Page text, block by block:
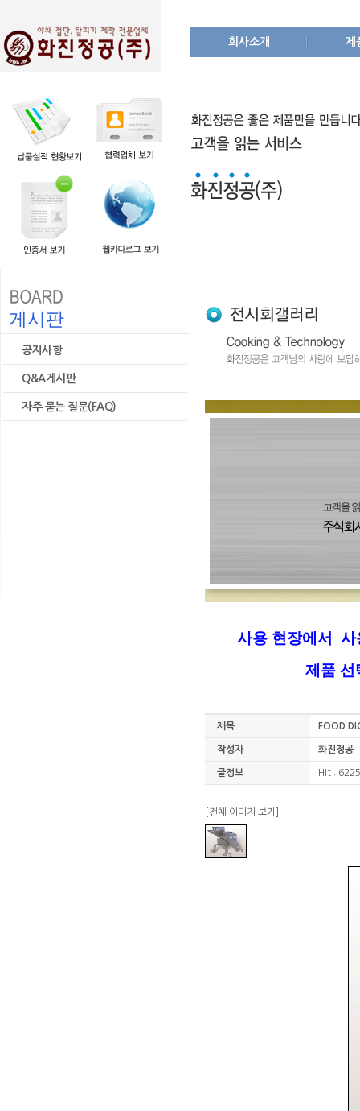
게시판
공지사항
Q&A게시판
자주 묻는 질문(FAQ)
회사소개 제
사용 현장에서 사
제품 선택시 참
제목 FOOD
작성자 화진정공
글정보 Hit :
[전체 이미지 보기]